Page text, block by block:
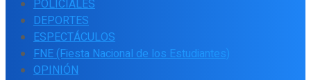
POLICIALES
DEPORTES
ESPECTÁCULOS
FNE (Fiesta Nacional de los Estudiantes)
OPINIÓN